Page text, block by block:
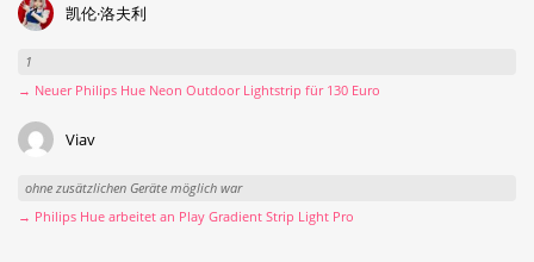
凯伦·洛夫利
1
→ Neuer Philips Hue Neon Outdoor Lightstrip für 130 Euro
Viav
ohne zusätzlichen Geräte möglich war
→ Philips Hue arbeitet an Play Gradient Strip Light Pro